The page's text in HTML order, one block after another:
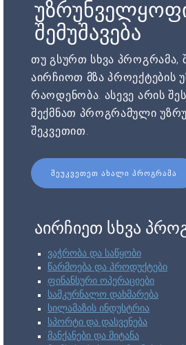
შემუშავება
თუ გსურთ სხვა პროგრამა,
აირჩიოთ მზა პროექტების
რაოდენობა. ასევე არის
შექმნათ პროგრამული
შეკვეთით.
ᲨᲔᲣᲙᲕᲔᲗᲔᲗ ᲐᲮᲐᲚᲘ ᲞᲠᲝᲒᲠᲐᲛᲐ
აირჩიეთ სხვა
ვაჭრობა და საწყობი
წარმოება და პროდუქტები
ფინანსური ოპერაციები
სამკურნალო დახმარება
სილამაზის ინდუსტრია
სპორტი და დასვენება
მანქანები და მიტანა